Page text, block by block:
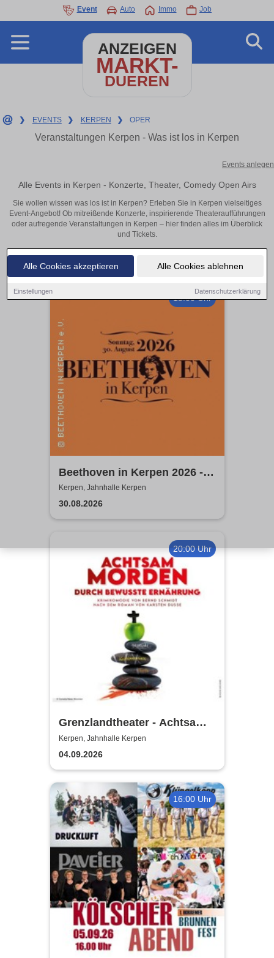
Alle Cookies akzeptieren Alle Cookies ablehnen
Einstellungen Datenschutzerklärung
Event Auto Immo Job
ANZEIGEN
MARKT-
DUEREN
❯ EVENTS ❯ KERPEN ❯ OPER
Veranstaltungen Kerpen - Was ist los in Kerpen
Events anlegen
Alle Events in Kerpen - Konzerte, Theater, Comedy Open Airs
Sie wollen wissen was los ist in Kerpen? Erleben Sie in Kerpen vielseitiges
Event-Angebot! Ob mitreißende Konzerte, inspirierende Theateraufführungen
oder aufregende Veranstaltungen in Kerpen – hier finden alles im Überblick
und Tickets.
15:00 Uhr
Beethoven in Kerpen 2026 -
Sommerkonzerte 2026
Kerpen, Jahnhalle Kerpen
30.08.2026
20:00 Uhr
Grenzlandtheater - Achtsam
Morden durch bewusste
Ernährung
Kerpen, Jahnhalle Kerpen
04.09.2026
16:00 Uhr